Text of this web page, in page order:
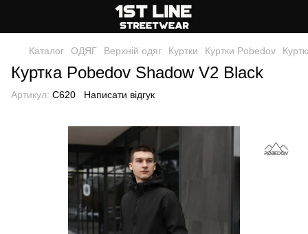
Каталог ОДЯГ Верхній одяг Куртки Куртки Pobedov
Куртка Pobedov Shadow V2 Black
Артикул: C620 Написати відгук